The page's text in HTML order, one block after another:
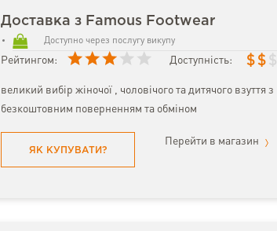
Доставка з Famous Footwear
Доступно через послугу викупу
Рейтингом: Доступність: $ $ $
великий вибір жіночої , чоловічого та дитячого взуття з
безкоштовним поверненням та обміном
ЯК КУПУВАТИ?
Перейти в магазин